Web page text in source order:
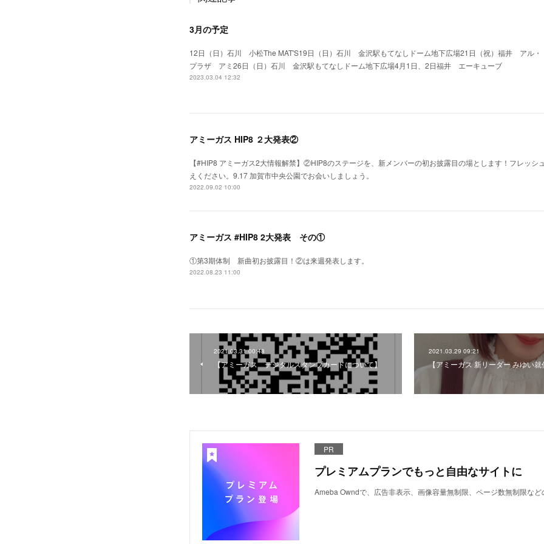
3月の予定
12日（日）石川 小松The MAT'S19日（日）石川 金沢駅もてなしドーム地下広場21日（祝）福井 アル・
プラザ アミ26日（日）石川 金沢駅もてなしドーム地下広場4月1日、2日福井 エーキューブ
2023.03.04 12:32
アミーガス HIP8 ２大発表②
【#HIP8 アミーガス2大情報解禁】②HIP8のステージを、新メンバーの初お披露目の場とします！フレッシ
えください。9.17 加賀市中央公園でお会いしましょう。
2022.09.02 10:00
アミーガス #HIP8 2大発表 その①
①第3期体制 新曲初お披露目！②は来週発表します。
2022.08.23 11:00
2021.03.31 00:48
【アミーガス デジタルスタンプカードについて】
2021.03.29 09:21
【アミーガス 新リーダー みゆい就
PR
プレミアムプランでもっと自由なサイトに
Ameba Owndで、広告非表示、画像容量無制限、ページ数無制限など